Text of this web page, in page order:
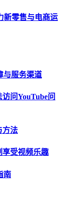
新零售与电商运
与服务渠道
问YouTube问
方法
享受视频乐趣
南